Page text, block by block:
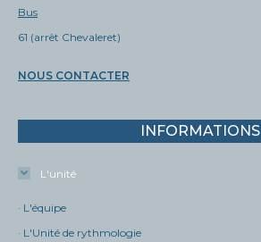
Bus
61 (arrêt Chevaleret)
NOUS CONTACTER
INFORMATIONS
L'unité
· L'équipe
· L'Unité de rythmologie